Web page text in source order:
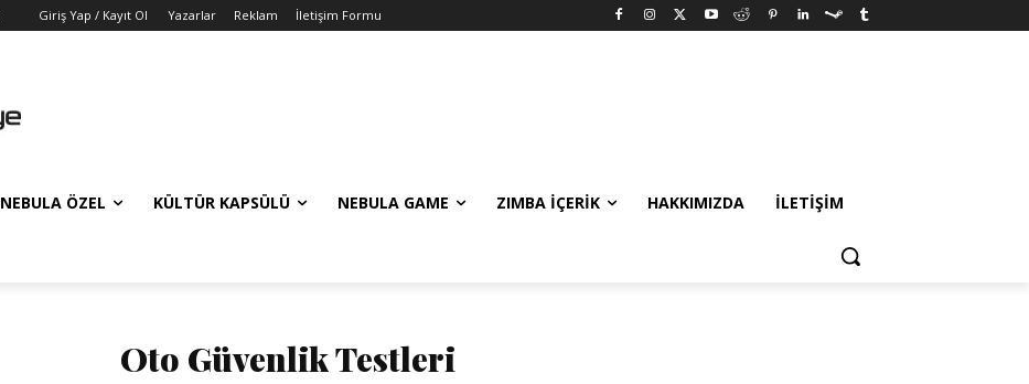
Giriş Yap / Kayıt Ol Yazarlar Reklam İletişim Formu
NEBULA ÖZEL KÜLTÜR KAPSÜLÜ NEBULA GAME ZIMBA İÇERIK HAKKIMIZDA İLETIŞIM
Oto Güvenlik Testleri